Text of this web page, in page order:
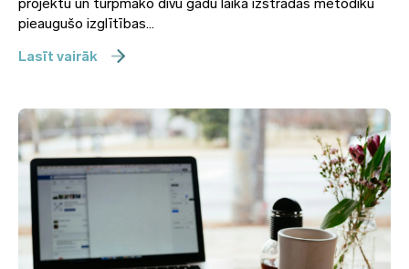
pieaugušo izglītības...
Lasīt vairāk